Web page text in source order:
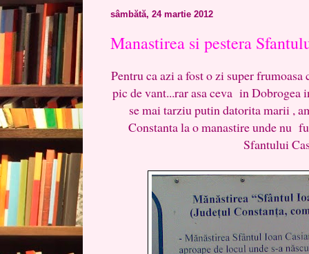
sâmbătă, 24 martie 2012
Manastirea si pestera
Pentru ca azi a fost o zi super
pic de vant...rar asa ceva in
se mai tarziu putin datorita marii ,
Constanta la o manastire unde nu
Sfantului